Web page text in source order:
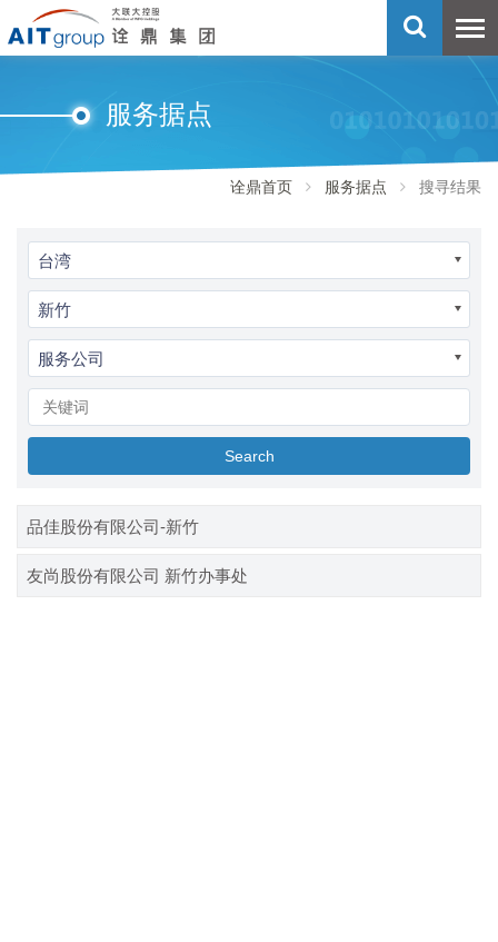
服务据点
诠鼎首页 服务据点 搜寻结果
台湾
新竹
服务公司
Search
品佳股份有限公司-新竹
友尚股份有限公司 新竹办事处